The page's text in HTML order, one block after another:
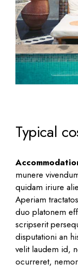
Typical
munere
quidam iriure
Aperiam
duo platonem
scripserit
disputationi an
velit laudem id,
ocurreret,